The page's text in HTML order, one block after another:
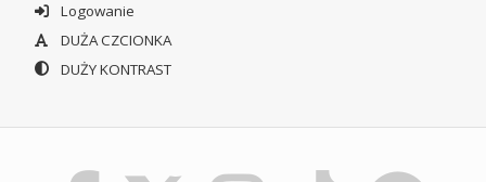
Logowanie
DUŻA CZCIONKA
DUŻY KONTRAST